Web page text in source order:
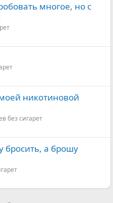
многое, но с
никотиновой
без сигарет
бросить, а брошу